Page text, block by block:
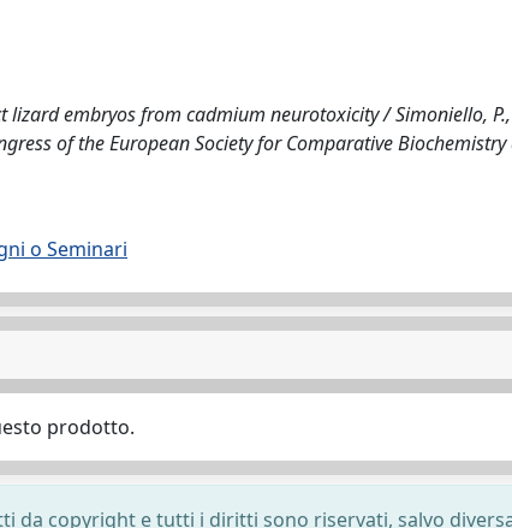
embryos from cadmium neurotoxicity / Simoniello, P.,
of the European Society for Comparative
o Seminari
prodotto.
da copyright e tutti i diritti sono riservati, salvo